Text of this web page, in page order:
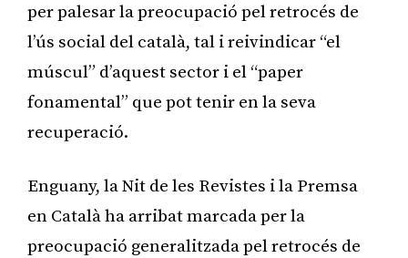
per palesar la preocupació pel retrocés de
l’ús social del català, tal i reivindicar “el
múscul” d’aquest sector i el “paper
fonamental” que pot tenir en la seva
recuperació.
Enguany, la Nit de les Revistes i la Premsa
en Català ha arribat marcada per la
preocupació generalitzada pel retrocés de